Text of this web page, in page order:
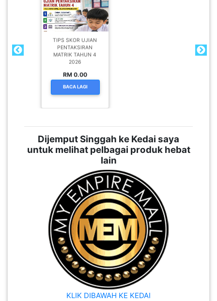
TIPS SKOR UJIAN
PENTAKSIRAN
MATRIK TAHUN 4
RM 0.00
Dijemput Singgah ke Kedai saya
untuk melihat pelbagai produk hebat
lain
KLIK DIBAWAH KE KEDAI